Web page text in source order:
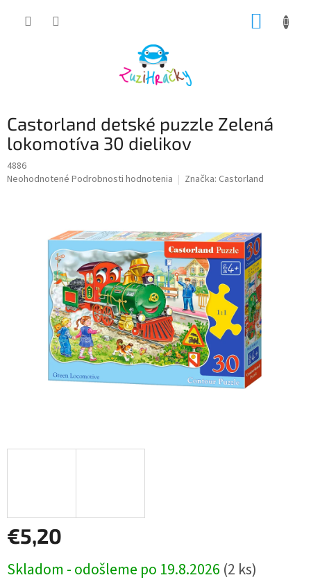
Castorland detské puzzle Zelená
lokomotíva 30 dielikov
4886
Priemerné
hviezdičiek.
Neohodnotené Podrobnosti hodnotenia Značka: Castorland
€5,20
cena:
Skladom - odošleme po 19.8.2026 (2 ks)